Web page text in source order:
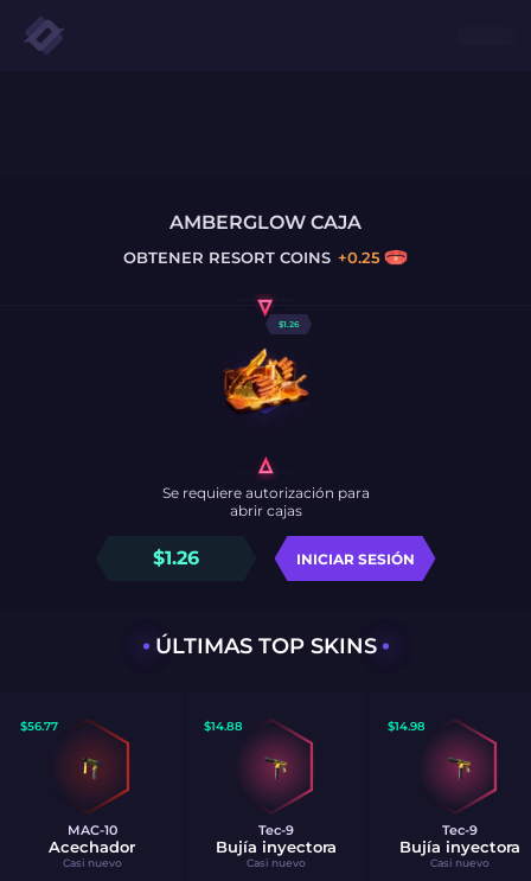
AMBERGLOW CAJA
OBTENER RESORT COINS +0.25
$1.26
$1.26 INICIAR SESIÓN
Se requiere autorización para
abrir cajas
ÚLTIMAS TOP SKINS
$56.77
MAC-10
Acechador
Casi nuevo
$14.88
Tec-9
Bujía inyectora
Casi nuevo
$14.98
Tec-9
Bujía inyectora
Casi nuevo